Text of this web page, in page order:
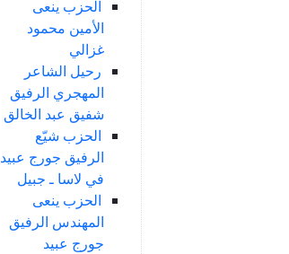
الحزب ينعى
الأمين محمود
غزالي
رحيل الشاعر
المهجري الرفيق
شفيق عبد الخالق
الحزب شيّع
الرفيق جورج عبيد
في لاسا ـ جبيل
الحزب ينعى
المهندس الرفيق
جورج عبيد